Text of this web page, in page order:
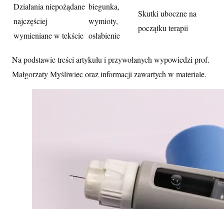
Działania niepożądane
najczęściej
wymieniane w tekście
biegunka,
wymioty,
osłabienie
Skutki uboczne na
początku terapii
Na podstawie treści artykułu i przywołanych wypowiedzi prof.
Małgorzaty Myśliwiec oraz informacji zawartych w materiale.